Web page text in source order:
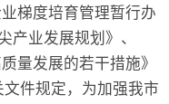
梯度培育管理暂行办
产业发展规划》、
量发展的若干措施》
文件规定，为加强我市